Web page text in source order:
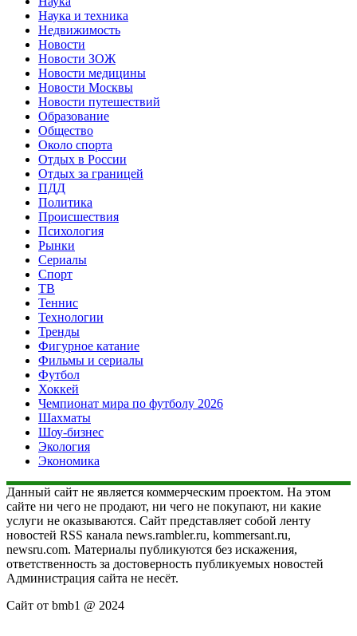
Наука и техника
Недвижимость
Новости
Новости ЗОЖ
Новости медицины
Новости Москвы
Новости путешествий
Образование
Общество
Около спорта
Отдых в России
Отдых за границей
ПДД
Политика
Происшествия
Психология
Рынки
Сериалы
Спорт
ТВ
Теннис
Технологии
Тренды
Фигурное катание
Фильмы и сериалы
Футбол
Хоккей
Чемпионат мира по футболу 2026
Шахматы
Шоу-бизнес
Экология
Экономика
Данный сайт не является коммерческим проектом. На этом
сайте ни чего не продают, ни чего не покупают, ни какие
услуги не оказываются. Сайт представляет собой ленту
новостей RSS канала news.rambler.ru, kommersant.ru,
newsru.com. Материалы публикуются без искажения,
ответственность за достоверность публикуемых новостей
Администрация сайта не несёт.
Сайт от bmb1 @ 2024